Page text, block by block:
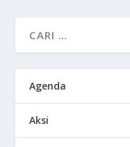
Agenda
Aksi